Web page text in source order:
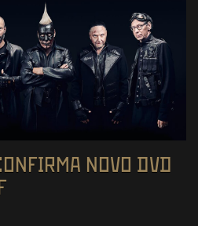
NOVO DVD